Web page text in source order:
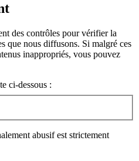
des contrôles pour vérifier la
que nous diffusons. Si malgré ces
inappropriés, vous pouvez
ci-dessous :
abusif est strictement